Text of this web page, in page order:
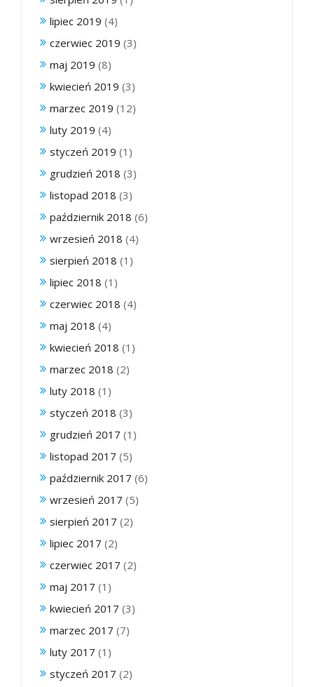
lipiec 2019 (4)
czerwiec 2019 (3)
maj 2019 (8)
kwiecień 2019 (3)
marzec 2019 (12)
luty 2019 (4)
styczeń 2019 (1)
grudzień 2018 (3)
listopad 2018 (3)
październik 2018 (6)
wrzesień 2018 (4)
sierpień 2018 (1)
lipiec 2018 (1)
czerwiec 2018 (4)
maj 2018 (4)
kwiecień 2018 (1)
marzec 2018 (2)
luty 2018 (1)
styczeń 2018 (3)
grudzień 2017 (1)
listopad 2017 (5)
październik 2017 (6)
wrzesień 2017 (5)
sierpień 2017 (2)
lipiec 2017 (2)
czerwiec 2017 (2)
maj 2017 (1)
kwiecień 2017 (3)
marzec 2017 (7)
luty 2017 (1)
styczeń 2017 (2)